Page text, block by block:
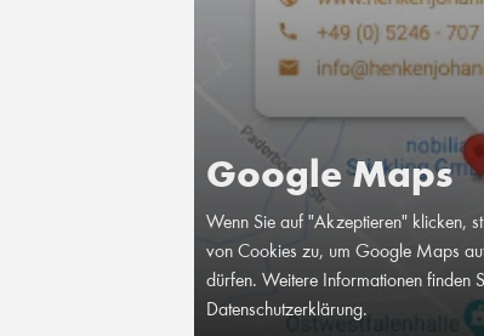
Google Maps
Wenn Sie auf "Akzeptieren" klicken,
von Cookies zu, um Google Maps
dürfen. Weitere Informationen finden
Datenschutzerklärung.